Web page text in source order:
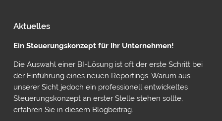
Aktuelles
Ein Steuerungskonzept für Ihr Unternehmen!
Die Auswahl einer BI-Lösung ist oft der erste Schritt bei
der Einführung eines neuen Reportings. Warum aus
unserer Sicht jedoch ein professionell entwickeltes
Steuerungskonzept an erster Stelle stehen sollte,
erfahren Sie in diesem Blogbeitrag.